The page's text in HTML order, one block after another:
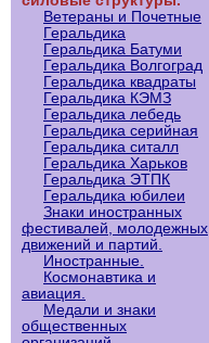
Ветераны и Почетные
Геральдика
Геральдика Батуми
Геральдика Волгоград
Геральдика квадраты
Геральдика КЭМЗ
Геральдика лебедь
Геральдика серийная
Геральдика ситалл
Геральдика Харьков
Геральдика ЭТПК
Геральдика юбилеи
Знаки иностранных
фестивалей, молодежных
движений и партий.
Иностранные.
Космонавтика и
авиация.
Медали и знаки
общественных